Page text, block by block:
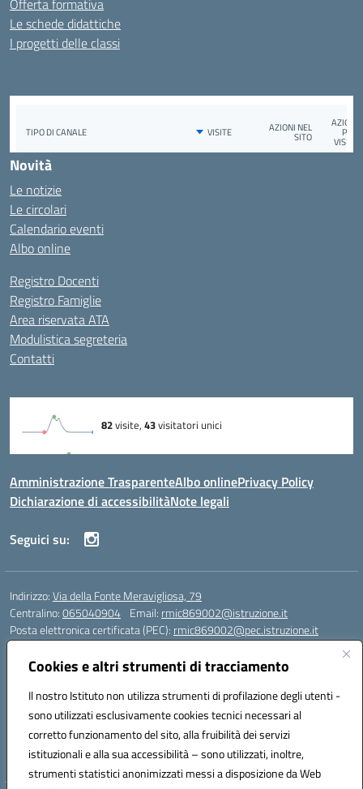
Cookies e altri strumenti di tracciamento
Il nostro Istituto non utilizza strumenti di profilazione degli utenti -
sono utilizzati esclusivamente cookies tecnici necessari al
corretto funzionamento del sito, alla fruibilità dei servizi
istituzionali e alla sua accessibilità – sono utilizzati, inoltre,
strumenti statistici anonimizzati messi a disposizione da Web
Offerta formativa
Le schede didattiche
I progetti delle classi
Novità
Le notizie
Le circolari
Calendario eventi
Albo online
Registro Docenti
Registro Famiglie
Area riservata ATA
Modulistica segreteria
Contatti
Amministrazione TrasparenteAlbo onlinePrivacy Policy
Dichiarazione di accessibilitàNote legali
Seguici su:
Indirizzo:Via della Fonte Meravigliosa, 79
Centralino:065040904 Email: rmic869002@istruzione.it
Posta elettronica certificata (PEC): rmic869002@pec.istruzione.it
Codice fiscale: 97197090588
Codice meccanografico: RMIC869002
Codice Indice delle Pubbliche Amministrazioni (IPA): istsc_rmic869002
Codice unico di fatturazione (CUF): UFRHFP
Iban dell’Istituto comprensivo presso Banca Intesa San Paolo:
IT04 V030 6905 0201 0000 0046 393